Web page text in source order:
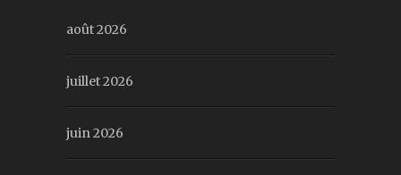
août 2026
juillet 2026
juin 2026